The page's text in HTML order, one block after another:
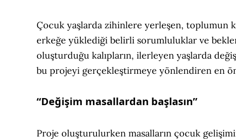
Çocuk yaşlarda zihinlere yerleşen, toplumun
erkeğe yüklediği belirli sorumluluklar ve
oluşturduğu kalıpların, ilerleyen yaşlarda
bu projeyi gerçekleştirmeye yönlendiren en
“Değişim masallardan başlasın”
Proje oluşturulurken masalların çocuk